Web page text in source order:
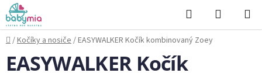
Prejsť
na
obsah
Hľadať
KOŠÍK
Domov
/Kočíky a nosiče/EASYWALKER Kočík kombinovaný Zoey
EASYWALKER Kočík